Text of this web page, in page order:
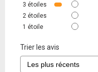
3 étoiles
2 étoiles
1 étoile
Trier les avis